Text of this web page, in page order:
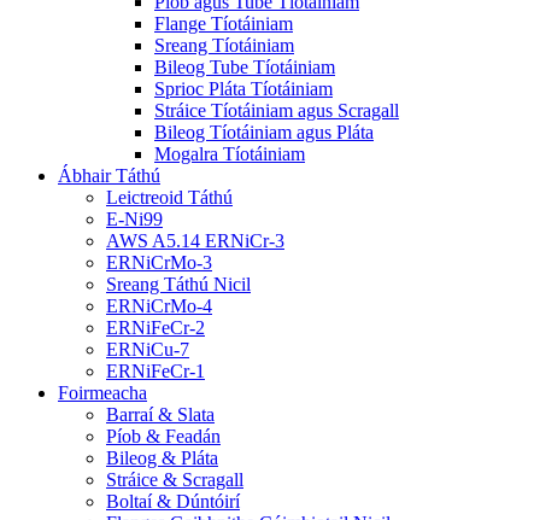
Flange Tíotáiniam
Sreang Tíotáiniam
Bileog Tube Tíotáiniam
Sprioc Pláta Tíotáiniam
Stráice Tíotáiniam agus Scragall
Bileog Tíotáiniam agus Pláta
Mogalra Tíotáiniam
Ábhair Táthú
Leictreoid Táthú
E-Ni99
AWS A5.14 ERNiCr-3
ERNiCrMo-3
Sreang Táthú Nicil
ERNiCrMo-4
ERNiFeCr-2
ERNiCu-7
ERNiFeCr-1
Foirmeacha
Barraí & Slata
Píob & Feadán
Bileog & Pláta
Stráice & Scragall
Boltaí & Dúntóirí